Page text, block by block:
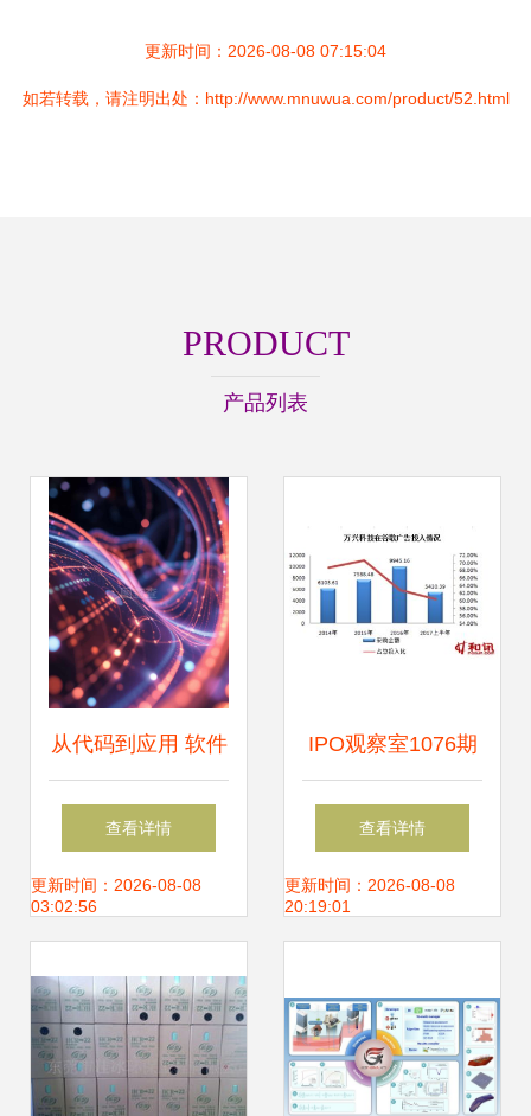
更新时间：2026-08-08 07:15:04
如若转载，请注明出处：http://www.mnuwua.com/product/52.html
PRODUCT
产品列表
从代码到应用 软件
开发如何推动技术
推广与落地创新
查看详情
更新时间：2026-08-08
03:02:56
IPO观察室1076期
万兴科技迁址西藏
再闯关，业绩增长
查看详情
更新时间：2026-08-08
20:19:01